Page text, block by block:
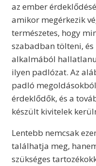
az ember
amikor megérkezik
természetes, hogy
szabadban tölteni, és
alkalmából
ilyen padlózat. Az
padló
érdeklődők, és a
készült kivitelek
Lentebb nemcsak
találhatja meg,
szükséges